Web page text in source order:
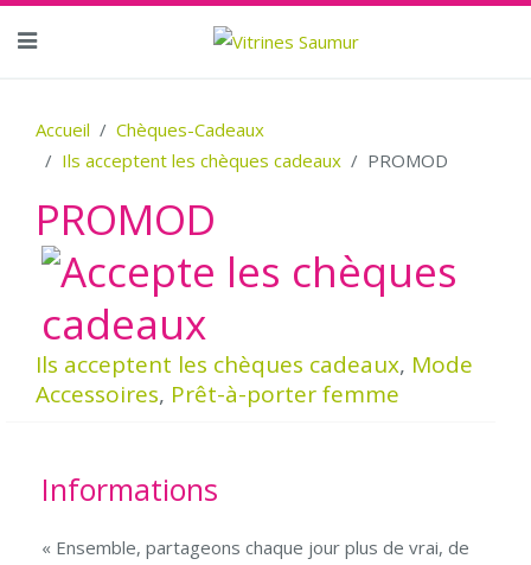
Accueil
Chèques-Cadeaux
Ils acceptent les chèques cadeaux
PROMOD
PROMOD
Ils acceptent les chèques cadeaux, Mode
Accessoires, Prêt-à-porter femme
Informations
« Ensemble, partageons chaque jour plus de vrai, de